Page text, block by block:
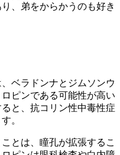
、弟をからかうのも好き
ベラドンナとジムソンウ
ピンである可能性が高い
と、抗コリン性中毒性症
。
とは、瞳孔が拡張するこ